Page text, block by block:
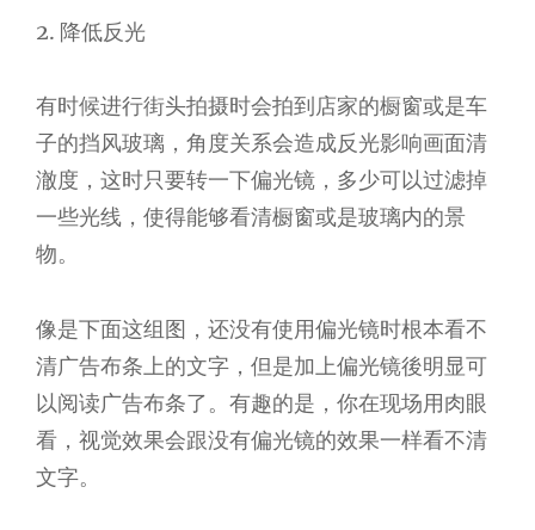
2. 降低反光
有时候进行街头拍摄时会拍到店家的橱窗或是车
子的挡风玻璃，角度关系会造成反光影响画面清
澈度，这时只要转一下偏光镜，多少可以过滤掉
一些光线，使得能够看清橱窗或是玻璃内的景
物。
像是下面这组图，还没有使用偏光镜时根本看不
清广告布条上的文字，但是加上偏光镜後明显可
以阅读广告布条了。有趣的是，你在现场用肉眼
看，视觉效果会跟没有偏光镜的效果一样看不清
文字。